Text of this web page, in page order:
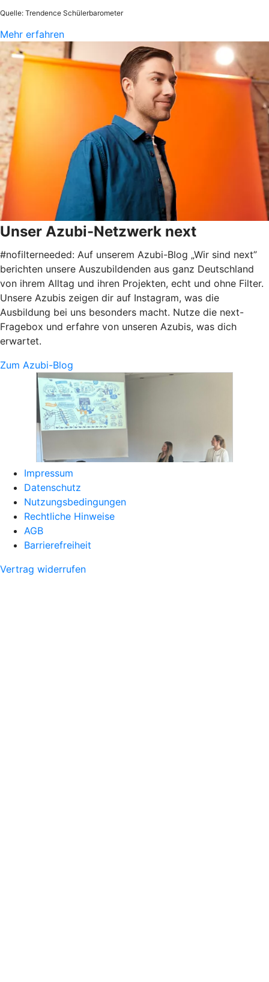
Quelle: Trendence Schülerbarometer
Mehr erfahren
Unser Azubi-Netzwerk next
#nofilterneeded: Auf unserem Azubi-Blog „Wir sind next”
berichten unsere Auszubildenden aus ganz Deutschland
von ihrem Alltag und ihren Projekten, echt und ohne Filter.
Unsere Azubis zeigen dir auf Instagram, was die
Ausbildung bei uns besonders macht. Nutze die next-
Fragebox und erfahre von unseren Azubis, was dich
erwartet.
Zum Azubi-Blog
Impressum
Datenschutz
Nutzungsbedingungen
Rechtliche Hinweise
AGB
Barrierefreiheit
Vertrag widerrufen